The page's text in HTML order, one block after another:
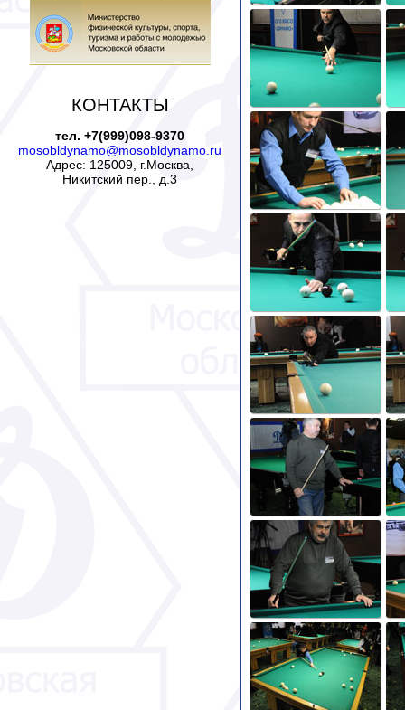
КОНТАКТЫ
тел. +7(999)098-9370
mosobldynamo@mosobldynamo.ru
Адрес: 125009, г.Москва,
Никитский пер., д.3